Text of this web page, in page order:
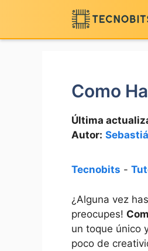
contenido
Como
Última
Autor:
Tecnobits -
¿Alguna vez
preocupes!
un toque único
poco de